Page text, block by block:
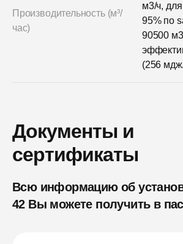
Производительность (м³/
час)
м3/ч,
95% по
90500
(256
Документы и
сертификаты
Всю информацию об
42Вы можете получить в